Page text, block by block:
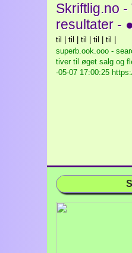
Skriftlig.no -
resultater -
til | til | til | til | til |
superb.ook.ooo -
tiver til øget salg og
-05-07 17:00:25